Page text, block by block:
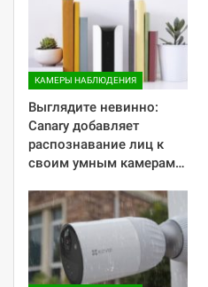
КАМЕРЫ НАБЛЮДЕНИЯ
​Выглядите невинно:
Canary добавляет
распознавание лиц к
своим умным камерам…